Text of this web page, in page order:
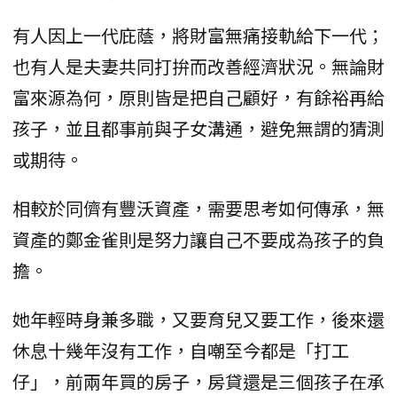
有人因上一代庇蔭，將財富無痛接軌給下一代；
也有人是夫妻共同打拚而改善經濟狀況。無論財
富來源為何，原則皆是把自己顧好，有餘裕再給
孩子，並且都事前與子女溝通，避免無謂的猜測
或期待。
相較於同儕有豐沃資產，需要思考如何傳承，無
資產的鄭金雀則是努力讓自己不要成為孩子的負
擔。
她年輕時身兼多職，又要育兒又要工作，後來還
休息十幾年沒有工作，自嘲至今都是「打工
仔」，前兩年買的房子，房貸還是三個孩子在承